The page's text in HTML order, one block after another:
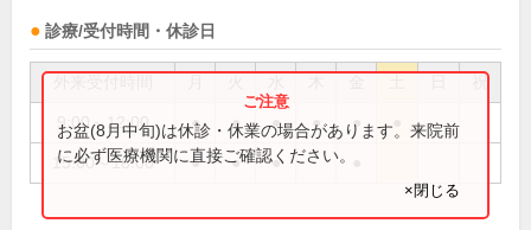
診療/受付時間・休診日
祝
9:00～12:00 ● ● ● ● ●
15:00～18:00 ● ● ●
お盆(8月中旬)は休診・休業の場合があります。来院前
に必ず医療機関に直接ご確認ください。
×閉じる